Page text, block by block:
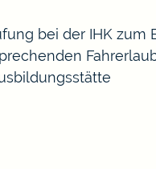
bei der IHK zum